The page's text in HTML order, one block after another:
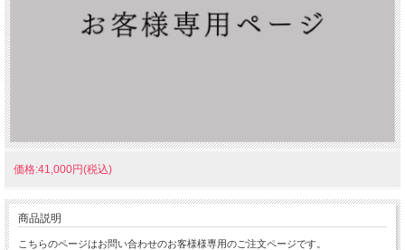
価格:41,000円(税込)
商品説明
こちらのページはお問い合わせのお客様様専用のご注文ページです。